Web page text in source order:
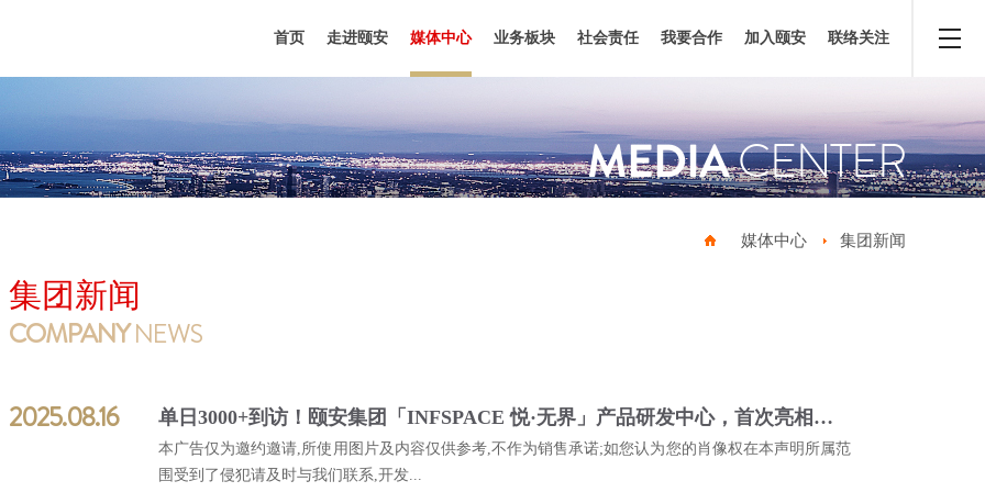
首页 走进颐安 媒体中心 业务板块 社会责任 我要合作 加入颐安 联络关注
MEDIACENTER
媒体中心 集团新闻
集团新闻
COMPANYNEWS
2025.08.16 单日3000+到访！颐安集团「INFSPACE 悦·无界」产品研发中心，首次亮相即轰动
本广告仅为邀约邀请,所使用图片及内容仅供参考,不作为销售承诺;如您认为您的肖像权在本声明所属范
围受到了侵犯请及时与我们联系,开发...